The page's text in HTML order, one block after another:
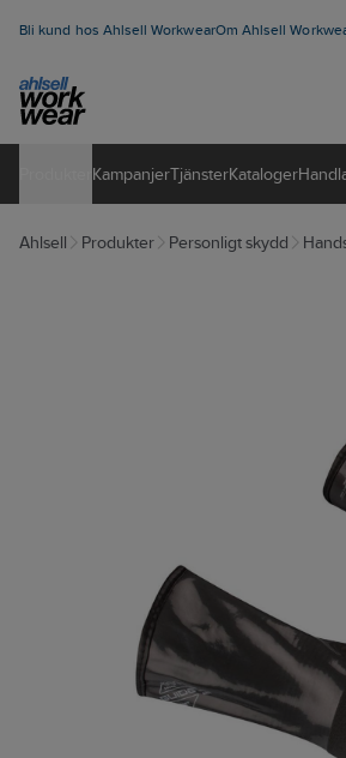
Bli kund hos Ahlsell WorkwearOm Ahlsell
KampanjerTjänsterKataloger
Ahlsell Produkter Personligt skydd